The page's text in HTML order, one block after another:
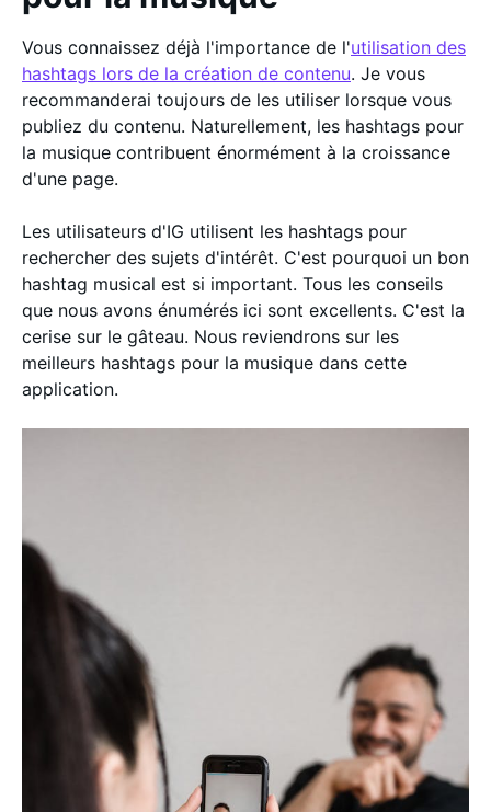
Vous connaissez déjà l'importance de l'utilisation des
hashtags lors de la création de contenu. Je vous
recommanderai toujours de les utiliser lorsque vous
publiez du contenu. Naturellement, les hashtags pour
la musique contribuent énormément à la croissance
d'une page.
Les utilisateurs d'IG utilisent les hashtags pour
rechercher des sujets d'intérêt. C'est pourquoi un bon
hashtag musical est si important. Tous les conseils
que nous avons énumérés ici sont excellents. C'est la
cerise sur le gâteau. Nous reviendrons sur les
meilleurs hashtags pour la musique dans cette
application.